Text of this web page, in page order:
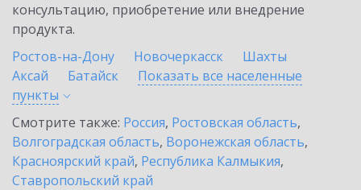
консультацию, приобретение или внедрение
продукта.
Ростов-на-Дону
Новочеркасск
Шахты
Аксай
Батайск
Показать все населенные
пункты
Смотрите также: Россия, Ростовская область,
Волгоградская область, Воронежская область,
Красноярский край, Республика Калмыкия,
Ставропольский край